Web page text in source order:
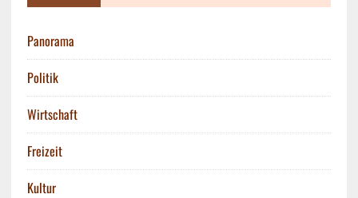
Panorama
Politik
Wirtschaft
Freizeit
Kultur